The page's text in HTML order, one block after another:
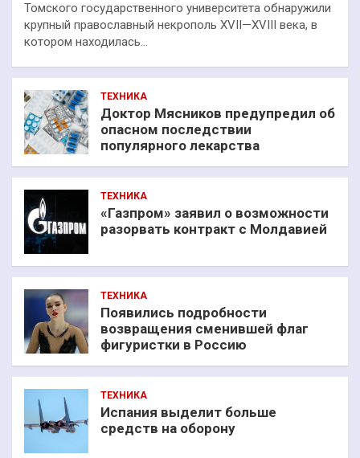
Томского государственного университета обнаружили
крупный православный некрополь XVII—XVIII века, в
котором находилась…
ТЕХНИКА
Доктор Мясников предупредил об
опасном последствии
популярного лекарства
ТЕХНИКА
«Газпром» заявил о возможности
разорвать контракт с Молдавией
ТЕХНИКА
Появились подробности
возвращения сменившей флаг
фигуристки в Россию
ТЕХНИКА
Испания выделит больше
средств на оборону